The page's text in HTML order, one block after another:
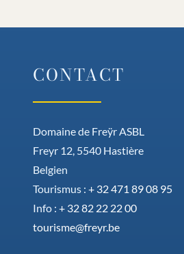
CONTACT
Domaine de Freÿr ASBL
Freyr 12, 5540 Hastière
Belgien
Tourismus : + 32 471 89 08 95
Info : + 32 82 22 22 00
tourisme@freyr.be